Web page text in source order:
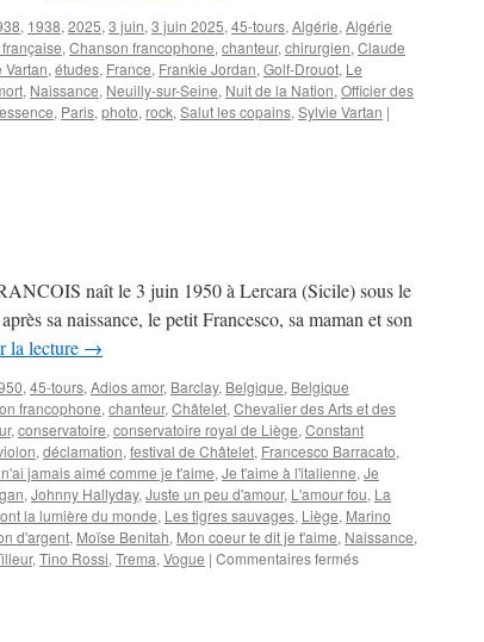
, 1938, 2025, 3 juin, 3 juin 2025, 45-tours, Algérie, Algérie
, Chanson francophone, chanteur, chirurgien, Claude
Vartan, études, France, Frankie Jordan, Golf-Drouot, Le
, Naissance, Neuilly-sur-Seine, Nuit de la Nation, Officier des
, Paris, photo, rock, Salut les copains, Sylvie Vartan |
naît le 3 juin 1950 à Lercara (Sicile) sous le
sa naissance, le petit Francesco, sa maman et son
la lecture →
, 45-tours, Adios amor, Barclay, Belgique, Belgique
francophone, chanteur, Châtelet, Chevalier des Arts et des
, conservatoire, conservatoire royal de Liège, Constant
, déclamation, festival de Châtelet, Francesco Barracato,
jamais aimé comme je t'aime, Je t'aime à l'italienne, Je
, Johnny Hallyday, Juste un peu d'amour, L'amour fou, La
la lumière du monde, Les tigres sauvages, Liège, Marino
d'argent, Moïse Benitah, Mon coeur te dit je t'aime, Naissance,
, Tino Rossi, Trema, Vogue | Commentaires ferméssur